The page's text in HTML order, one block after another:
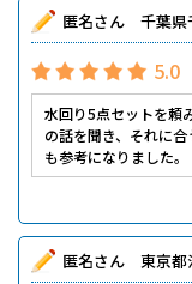
匿名さん 千葉県
5.0
水回り5点セットを頼
の話を聞き、それに
も参考になりました。
匿名さん 東京都